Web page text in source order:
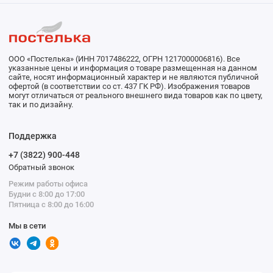
ООО «Постелька» (ИНН 7017486222, ОГРН 1217000006816). Все
указанные цены и информация о товаре размещенная на данном
сайте, носят информационный характер и не являются публичной
офертой (в соответствии со ст. 437 ГК РФ). Изображения товаров
могут отличаться от реального внешнего вида товаров как по цвету,
так и по дизайну.
Поддержка
+7 (3822) 900-448
Обратный звонок
Режим работы офиса
Будни с 8:00 до 17:00
Пятница с 8:00 до 16:00
Мы в сети